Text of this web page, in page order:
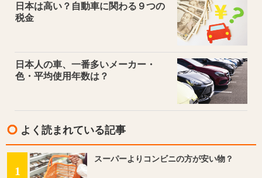
日本は高い？自動車に関わる９つの
税金
日本人の車、一番多いメーカー・
色・平均使用年数は？
よく読まれている記事
1
スーパーよりコンビニの方が安い物？